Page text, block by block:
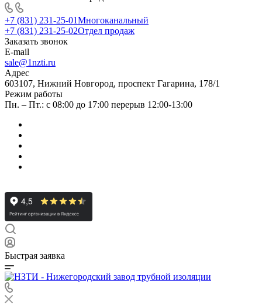
+7 (831) 231-25-01Многоканальный
+7 (831) 231-25-02Отдел продаж
Заказать звонок
E-mail
sale@1nzti.ru
Адрес
603107, Нижний Новгород, проспект Гагарина, 178/1
Режим работы
Пн. – Пт.: с 08:00 до 17:00 перерыв 12:00-13:00
Быстрая заявка